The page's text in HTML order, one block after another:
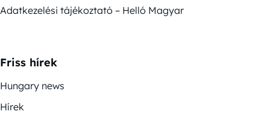
Adatkezelési tájékoztató – Helló Magyar
Friss hírek
Hungary news
Hírek